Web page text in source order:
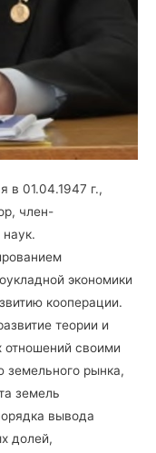
в 01.04.1947 г.,
член-
экономики
кооперации.
теории и
отношений своими
земельного рынка,
земель
вывода
долей,